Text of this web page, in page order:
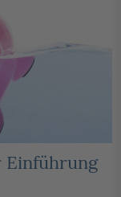
Einführung